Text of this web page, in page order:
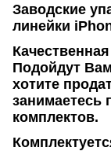
Заводские
линейки
Подойдут
хотите
занимаетесь
комплектов.